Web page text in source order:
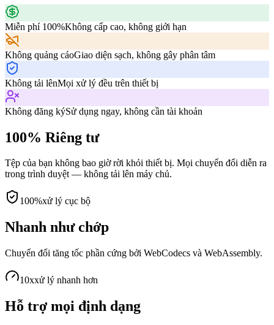
Miễn phí 100%Không cấp cao, không giới hạn
Không quảng cáoGiao diện sạch, không gây phân tâm
Không tải lênMọi xử lý đều trên thiết bị
Không đăng kýSử dụng ngay, không cần tài khoản
100% Riêng tư
Tệp của bạn không bao giờ rời khỏi thiết bị. Mọi chuyển đổi diễn ra
trong trình duyệt — không tải lên máy chủ.
100%xử lý cục bộ
Nhanh như chớp
Chuyển đổi tăng tốc phần cứng bởi WebCodecs và WebAssembly.
10xxử lý nhanh hơn
Hỗ trợ mọi định dạng